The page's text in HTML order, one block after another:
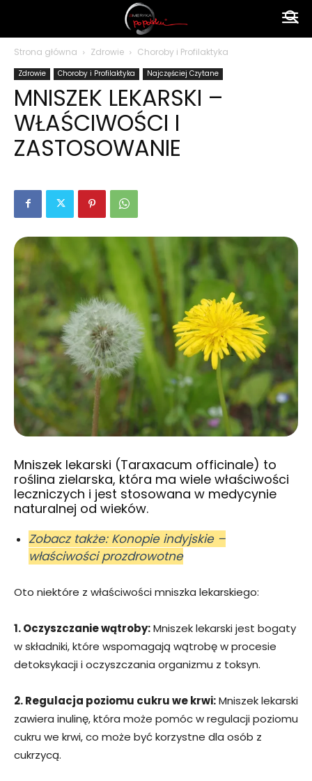
polsku
Strona główna Zdrowie Choroby i Profilaktyka
Zdrowie Choroby i Profilaktyka Najczęściej Czytane
MNISZEK LEKARSKI –
WŁAŚCIWOŚCI I
ZASTOSOWANIE
Mniszek lekarski (Taraxacum officinale) to
roślina zielarska, która ma wiele właściwości
leczniczych i jest stosowana w medycynie
naturalnej od wieków.
Zobacz także: Konopie indyjskie –
właściwości prozdrowotne
Oto niektóre z właściwości mniszka lekarskiego:
1. Oczyszczanie wątroby:Mniszek lekarski jest bogaty
w składniki, które wspomagają wątrobę w procesie
detoksykacji i oczyszczania organizmu z toksyn.
2. Regulacja poziomu cukru we krwi:Mniszek lekarski
zawiera inulinę, która może pomóc w regulacji poziomu
cukru we krwi, co może być korzystne dla osób z
cukrzycą.